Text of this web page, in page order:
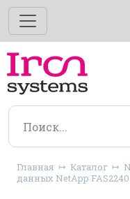
Главная Каталог
данных NetApp